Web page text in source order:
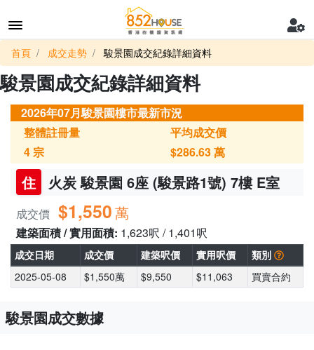
首頁 成交走勢 駿景園成交紀錄詳細資料
駿景園成交紀錄詳細資料
2026年07月駿景園樓市最新市況
整體註冊量
4宗
平均成交價
$286.63萬
住 火炭 駿景園 6座 (駿景路1號) 7樓 E室
成交價 $1,550萬
建築面積 / 實用面積: 1,623呎 / 1,401呎
成交日期 成交價 建築呎價 實用呎價
類別
2025-05-08
$1,550萬 $9,550 $11,063 買賣合約
駿景園成交數據